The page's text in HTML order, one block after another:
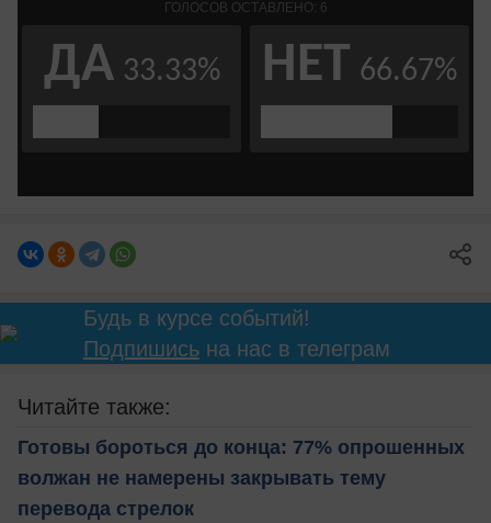
Будь в курсе событий!
Подпишисьна нас в телеграм
Читайте также:
Готовы бороться до конца: 77% опрошенных
волжан не намерены закрывать тему
перевода стрелок